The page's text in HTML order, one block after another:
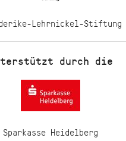
Lehrnickel-Stiftung
durch die
Sparkasse Heidelberg